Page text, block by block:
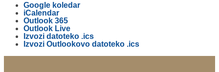
Google koledar
iCalendar
Outlook 365
Outlook Live
Izvozi datoteko .ics
Izvozi Outlookovo datoteko .ics